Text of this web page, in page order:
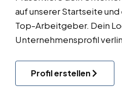
auf unserer Startseite
Top-Arbeitgeber. Dein
Unternehmensprofil
Profil erstellen